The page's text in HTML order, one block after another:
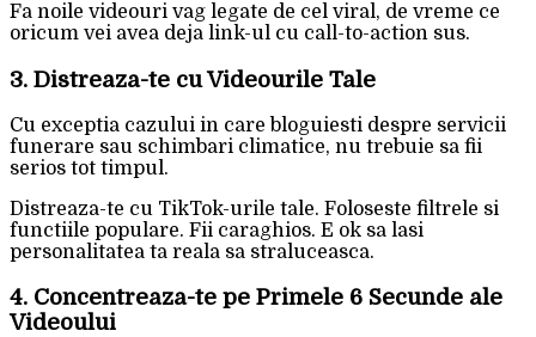
Fa noile videouri vag legate de cel viral, de vreme ce
oricum vei avea deja link-ul cu call-to-action sus.
3. Distreaza-te cu Videourile Tale
Cu exceptia cazului in care bloguiesti despre servicii
funerare sau schimbari climatice, nu trebuie sa fii
serios tot timpul.
Distreaza-te cu TikTok-urile tale. Foloseste filtrele si
functiile populare. Fii caraghios. E ok sa lasi
personalitatea ta reala sa straluceasca.
4. Concentreaza-te pe Primele 6 Secunde ale
Videoului